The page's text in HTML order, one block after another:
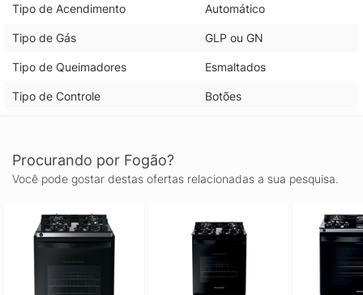
Tipo de Acendimento Automático
Tipo de Gás GLP ou GN
Tipo de Queimadores Esmaltados
Tipo de Controle Botões
Procurando por Fogão?
Você pode gostar destas ofertas relacionadas a sua pesquisa.